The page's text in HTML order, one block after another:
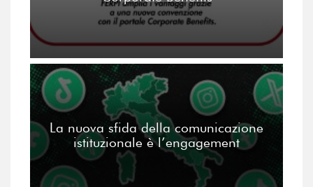
La nuova sfida della comunicazione
istituzionale è l’engagement